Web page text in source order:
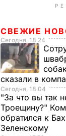
СВЕЖИЕ
Сегодня, 18.24
сказали в
Сегодня, 18.04
"За что вы так
Троещину?"
обратился к
Зеленскому